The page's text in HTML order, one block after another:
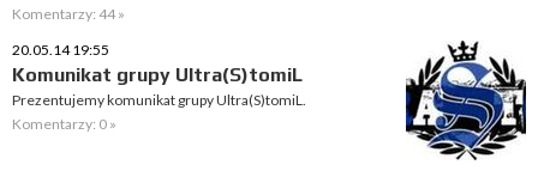
Komentarzy: 44 »
20.05.14 19:55
Komunikat grupy Ultra(S)tomiL
Prezentujemy komunikat grupy Ultra(S)tomiL.
Komentarzy: 0 »